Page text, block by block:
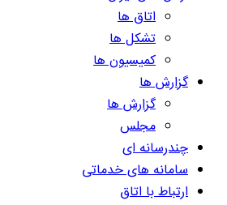
اتاق ها
تشکل ها
کمیسیون ها
گزارش ها
گزارش ها
مجلس
چندرسانه ای
سامانه های خدماتی
ارتباط با اتاق